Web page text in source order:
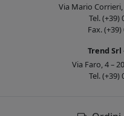
Via Mario Corrieri,
Tel. (+39)
Fax.
Trend Srl
Via Faro, 4 –
Tel. (+39)